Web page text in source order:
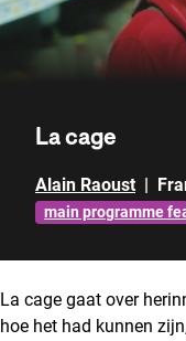
La cage
Alain Raoust |
main programme
La cage gaat over
hoe het had kunnen